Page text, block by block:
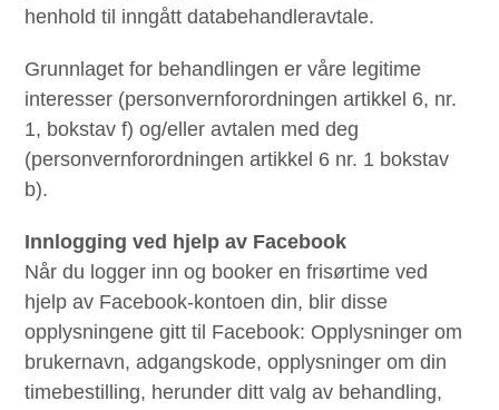
henhold til inngått databehandleravtale.
Grunnlaget for behandlingen er våre legitime
interesser (personvernforordningen artikkel 6, nr.
1, bokstav f) og/eller avtalen med deg
(personvernforordningen artikkel 6 nr. 1 bokstav
b).
Innlogging ved hjelp av Facebook
Når du logger inn og booker en frisørtime ved
hjelp av Facebook-kontoen din, blir disse
opplysningene gitt til Facebook: Opplysninger om
brukernavn, adgangskode, opplysninger om din
timebestilling, herunder ditt valg av behandling,